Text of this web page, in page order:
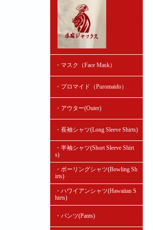
・マスク（Face Mask）
・プロマイド（Puromaido）
・アウター(Outer)
・長袖シャツ(Long Sleeve Shirts)
・半袖シャツ(Short Sleeve Shirt
s)
・ボーリングシャツ(Bowling Sh
irts)
・ハワイアンシャツ(Hawaiian S
hirts)
・パンツ(Pants)